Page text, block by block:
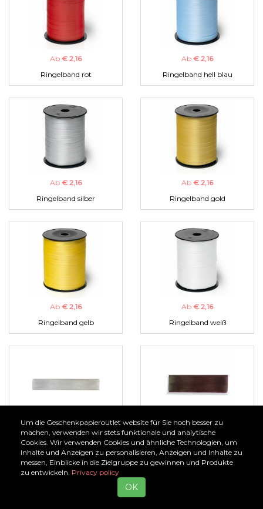
Ab € 2,16
Ringelband rot
Ab € 2,16
Ringelband hell blau
Ab € 2,16
Ringelband silber
Ab € 2,16
Ringelband gold
Ab € 2,16
Ringelband gelb
Ab € 2,16
Ringelband weiß
Ab€ 1,00
Organzaband silber
Ab€ 1,00
Organzaband braun
Um die Geschenkpapieroutlet website für Sie noch besser zu
machen, verwenden wir stets funktionale und analytische
Cookies. Wir verwenden Cookies und ähnliche Technologien, um
Inhalte und Anzeigen zu personalisieren, Anzeigen und Inhalte zu
messen, Einblicke in die Zielgruppe zu gewinnen und Produkte
zu entwickeln. Privacy policy
OK